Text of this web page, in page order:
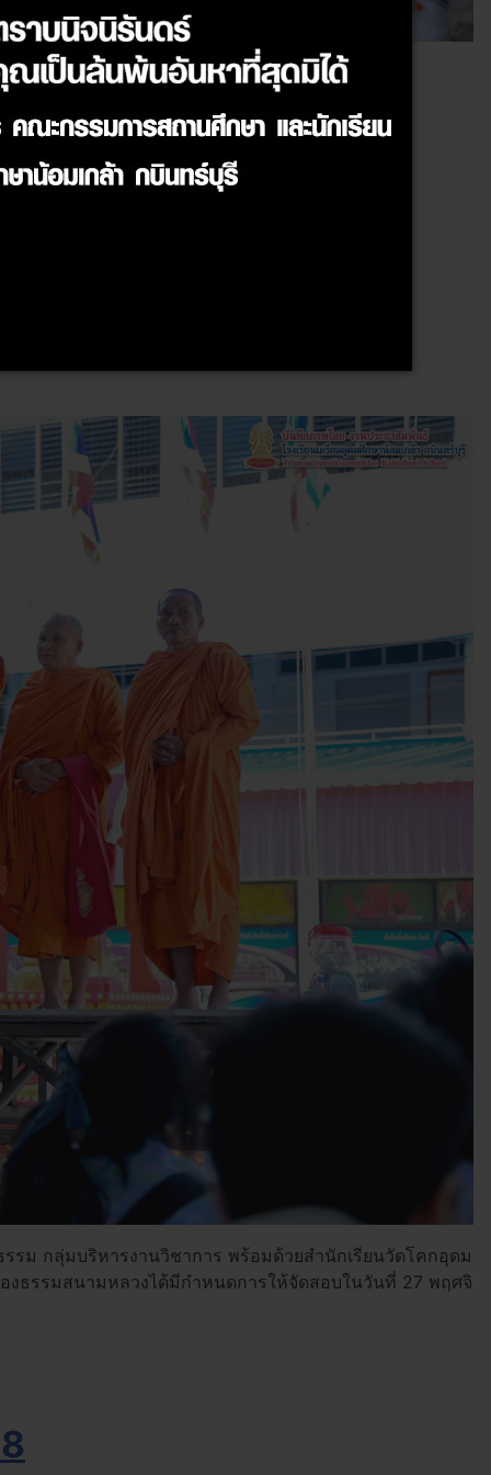
ใหม่ ในปี พ.ศ. 2569
กลุ่มบริหารงานวิชาการ พร้อมด้วยสำนักเรียนวัดโคกอุดม
ธรรมสนามหลวงได้มีกำหนดการให้จัดสอบในวันที่ 27 พฤศจิ